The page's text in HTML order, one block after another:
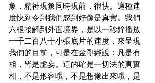
象，精神現象同時現前，很快。這種速
度快到令到我們感到好像是真實。我們
六根接觸到外面境界，是以一秒鐘播放
一千二百八十小張底片的速度，來呈現
我們的目前，可是在金剛經說：凡是有
相，皆是虛妄。這的確是一切法的真實
相，不是形容哦，不是想像出來哦，是